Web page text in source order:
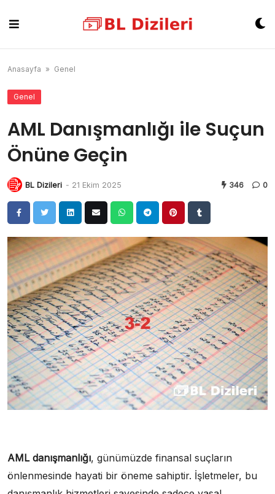
content
Anasayfa » Genel
Genel
AML Danışmanlığı ile Suçun
Önüne Geçin
BL Dizileri - 21 Ekim 2025 346 0
AML danışmanlığı, günümüzde finansal suçların
önlenmesinde hayati bir öneme sahiptir. İşletmeler, bu